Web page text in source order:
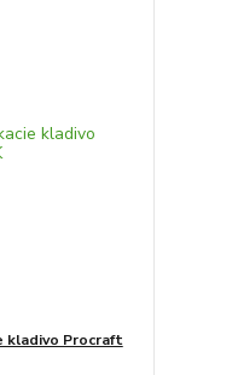
kladivo Procraft